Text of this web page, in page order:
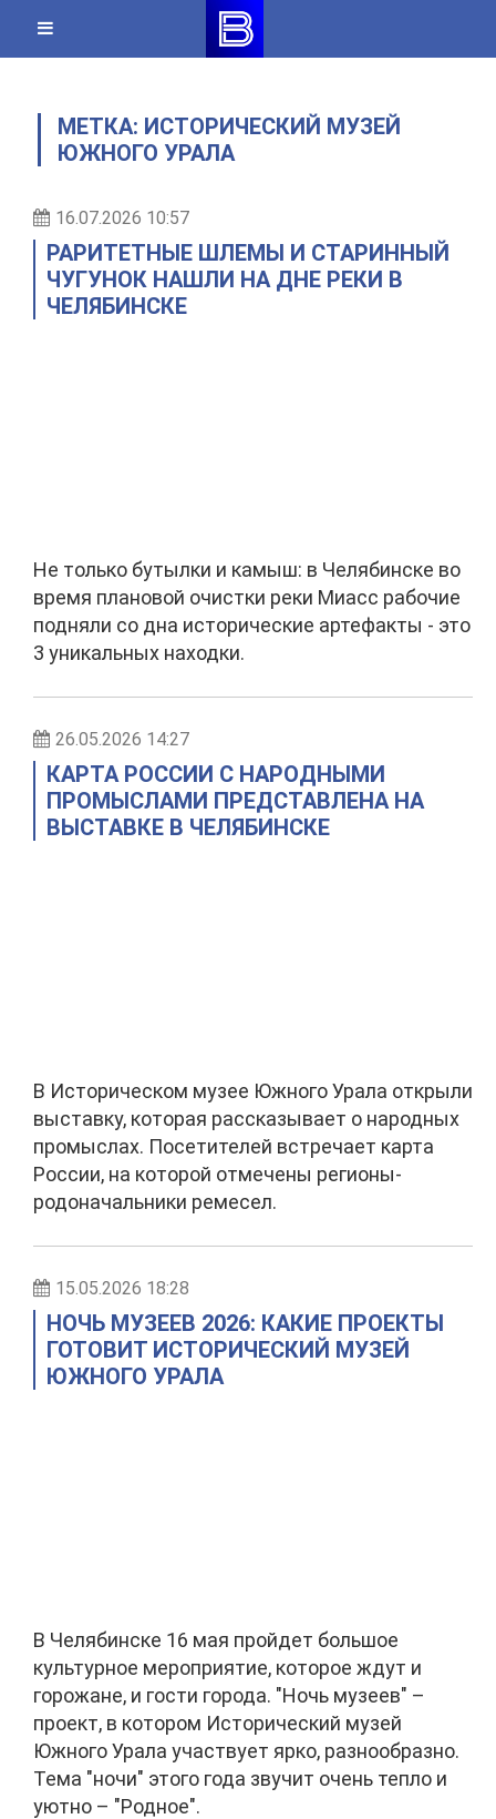
content
МЕТКА: ИСТОРИЧЕСКИЙ МУЗЕЙ
ЮЖНОГО УРАЛА
16.07.2026 10:57
РАРИТЕТНЫЕ ШЛЕМЫ И СТАРИННЫЙ
ЧУГУНОК НАШЛИ НА ДНЕ РЕКИ В
ЧЕЛЯБИНСКЕ
Не только бутылки и камыш: в Челябинске во
время плановой очистки реки Миасс рабочие
подняли со дна исторические артефакты - это
3 уникальных находки.
26.05.2026 14:27
КАРТА РОССИИ С НАРОДНЫМИ
ПРОМЫСЛАМИ ПРЕДСТАВЛЕНА НА
ВЫСТАВКЕ В ЧЕЛЯБИНСКЕ
В Историческом музее Южного Урала открыли
выставку, которая рассказывает о народных
промыслах. Посетителей встречает карта
России, на которой отмечены регионы-
родоначальники ремесел.
15.05.2026 18:28
НОЧЬ МУЗЕЕВ 2026: КАКИЕ ПРОЕКТЫ
ГОТОВИТ ИСТОРИЧЕСКИЙ МУЗЕЙ
ЮЖНОГО УРАЛА
В Челябинске 16 мая пройдет большое
культурное мероприятие, которое ждут и
горожане, и гости города. "Ночь музеев" –
проект, в котором Исторический музей
Южного Урала участвует ярко, разнообразно.
Тема "ночи" этого года звучит очень тепло и
уютно – "Родное".